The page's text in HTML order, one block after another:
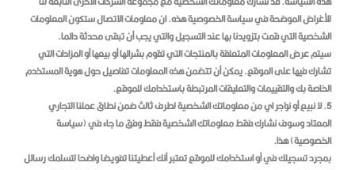
للأغراض الموضحة في سياسة الخصوصية هذه. ان معلومات الاتصال ستكون المعلومات
الشخصية التي قمت بتزويدنا بها عند التسجيل والتي يجب أن تبقى محدثة دائما.
سيتم عرض المعلومات المتعلقة بالمنتجات التي تقوم بشرائها أو بيعها أو المزادات التي
تشارك فيها على الموقع. يمكن أن تتضمن هذه المعلومات تفاصيل حول هوية المستخدم
الخاصة بك والتقييمات والتعليقات المرتبطة باستخدامك للموقع.
5. لا نبيع أو نؤجر اي من معلوماتك الشخصية لطرف ثالث ضمن نطاق عملنا التجاري
المعتاد وسوف نشارك فقط معلوماتك الشخصية فقط وفق ما جاء في (سياسة
الخصوصية) هذا.
بمجرد تسجيلك في أو استخدامك للموقع تعتبر أنك أعطيتنا تفويضا واضحا لتسلمك رسائل